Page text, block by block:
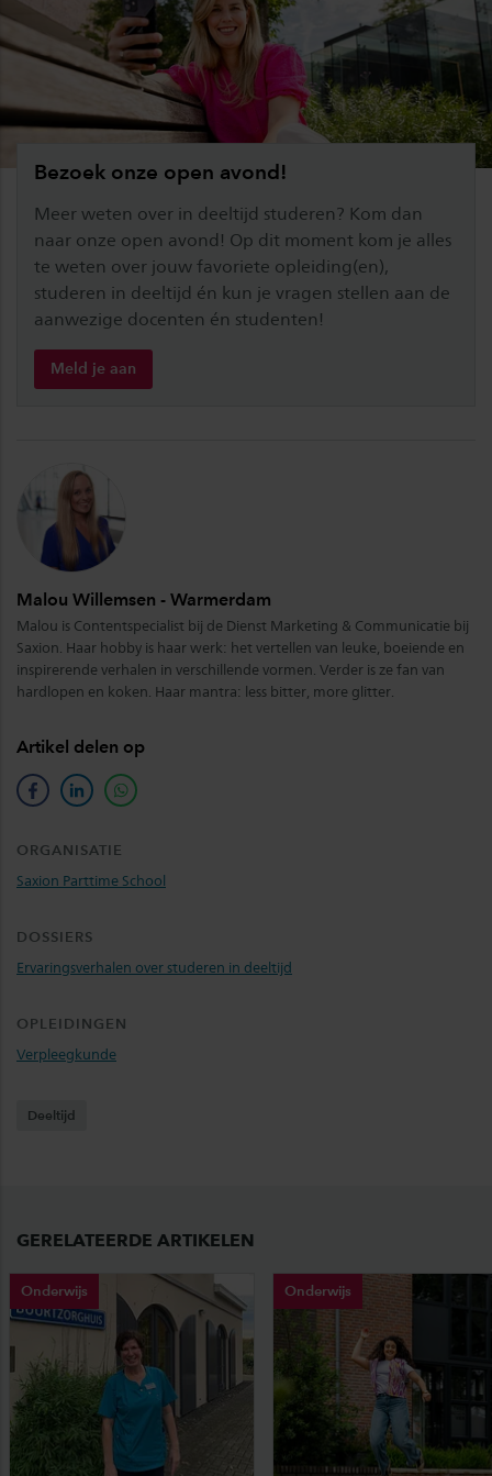
Bezoek onze open avond!
Meer weten over in deeltijd studeren? Kom dan
naar onze open avond! Op dit moment kom je alles
te weten over jouw favoriete opleiding(en),
studeren in deeltijd én kun je vragen stellen aan de
aanwezige docenten én studenten!
Meld je aan
Malou Willemsen - Warmerdam
Malou is Contentspecialist bij de Dienst Marketing & Communicatie bij
Saxion. Haar hobby is haar werk: het vertellen van leuke, boeiende en
inspirerende verhalen in verschillende vormen. Verder is ze fan van
hardlopen en koken. Haar mantra: less bitter, more glitter.
Artikel delen op
facebooklinkedinwhatsapp
ORGANISATIE
Saxion Parttime School
DOSSIERS
Ervaringsverhalen over studeren in deeltijd
OPLEIDINGEN
Verpleegkunde
Deeltijd
GERELATEERDE ARTIKELEN
Onderwijs Onderwijs